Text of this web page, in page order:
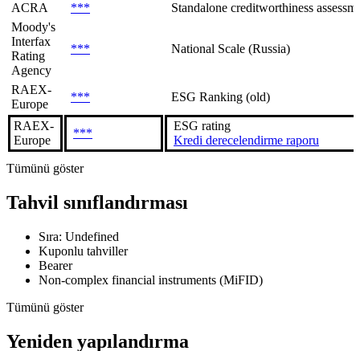
ACRA
***
Standalone creditworthiness
Moody's
Interfax
Rating
Agency
*** National Scale (Russia)
RAEX-
Europe
*** ESG Ranking (old)
RAEX-
Europe
***
ESG rating
Kredi derecelendirme raporu
Tümünü göster
Tahvil sınıflandırması
Sıra: Undefined
Kuponlu tahviller
Bearer
Non-complex financial instruments (MiFID)
Tümünü göster
Yeniden yapılandırma